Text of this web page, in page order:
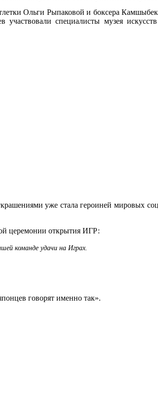
Ольги Рыпаковой и боксера
специалисты музея
уже стала героиней мировых
церемонии открытия ИГР:
команде удачи на Играх.
говорят именно так».